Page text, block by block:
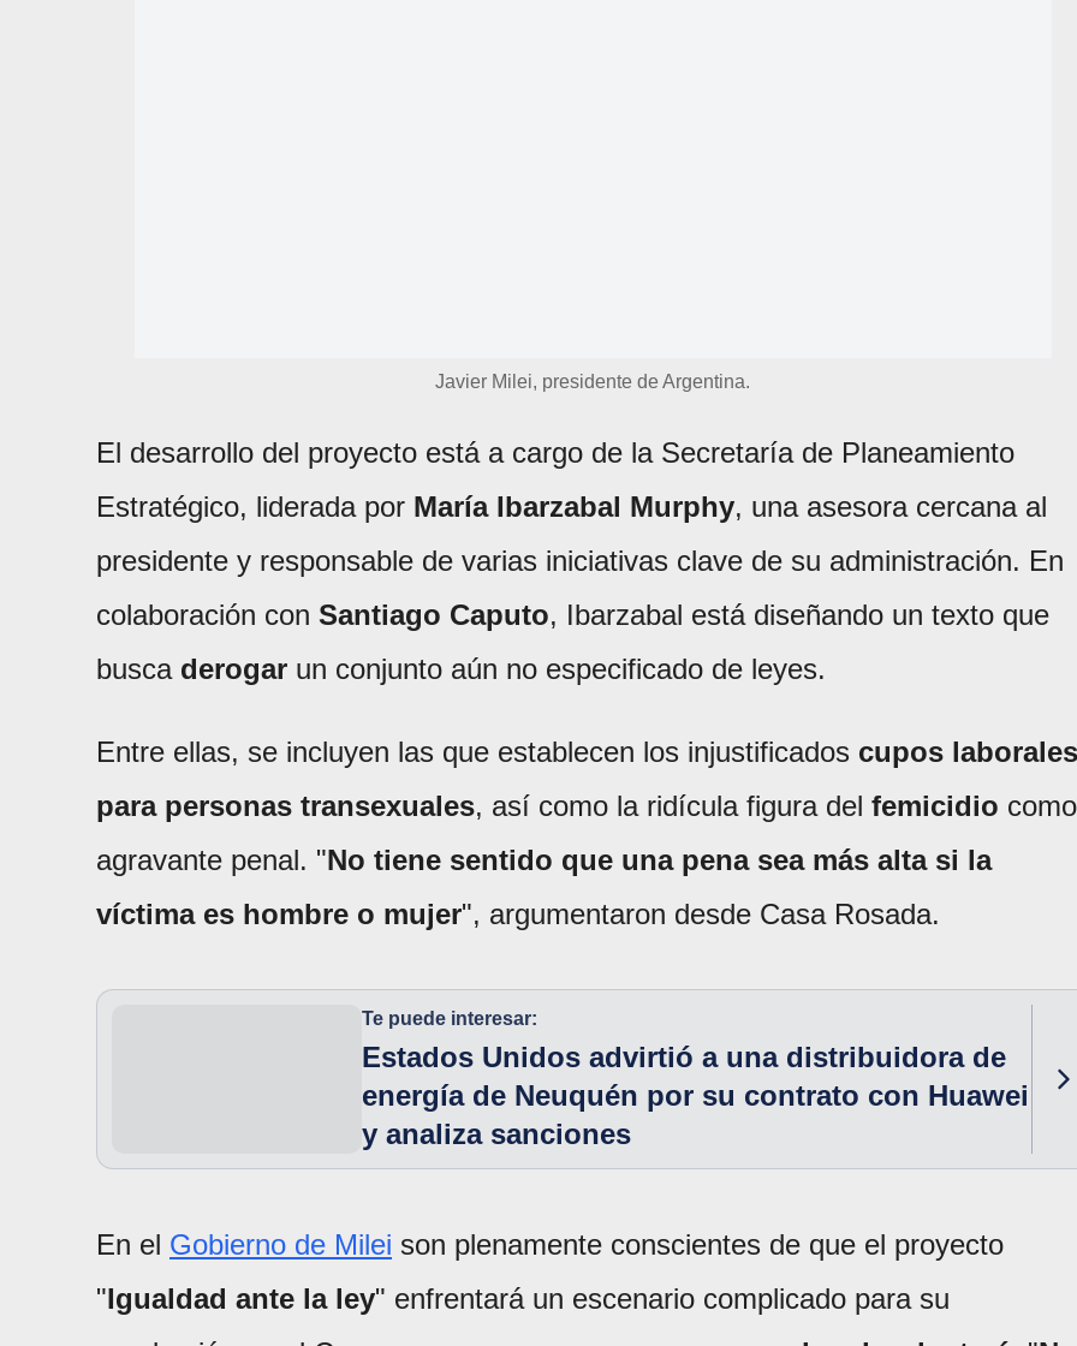
Javier Milei, presidente de Argentina.
El desarrollo del proyecto está a cargo de la Secretaría de Planeamiento
Estratégico, liderada por María Ibarzabal Murphy, una asesora cercana al
presidente y responsable de varias iniciativas clave de su administración. En
colaboración con Santiago Caputo, Ibarzabal está diseñando un texto que
busca derogar un conjunto aún no especificado de leyes.
Entre ellas, se incluyen las que establecen los injustificados cupos laborales
para personas transexuales, así como la ridícula figura del femicidio como
agravante penal. "No tiene sentido que una pena sea más alta si la
víctima es hombre o mujer", argumentaron desde Casa Rosada.
Te puede interesar:
Estados Unidos advirtió a una distribuidora de
energía de Neuquén por su contrato con Huawei
y analiza sanciones
En el Gobierno de Milei son plenamente conscientes de que el proyecto
"Igualdad ante la ley" enfrentará un escenario complicado para su